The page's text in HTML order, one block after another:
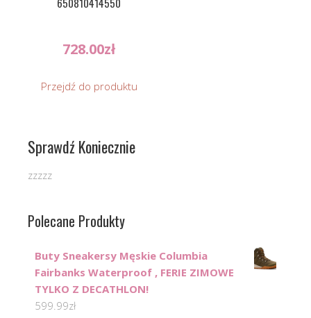
728.00zł
Przejdź do produktu
Sprawdź Koniecznie
zzzzz
Polecane Produkty
Buty Sneakersy Męskie Columbia
Fairbanks Waterproof , FERIE ZIMOWE
TYLKO Z DECATHLON!
599.99zł